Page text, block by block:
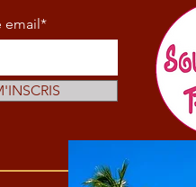
email*